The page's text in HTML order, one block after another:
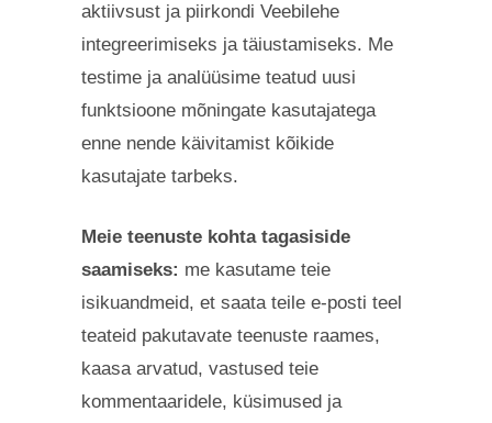
aktiivsust ja piirkondi Veebilehe
integreerimiseks ja täiustamiseks. Me
testime ja analüüsime teatud uusi
funktsioone mõningate kasutajatega
enne nende käivitamist kõikide
kasutajate tarbeks.
Meie teenuste kohta tagasiside
saamiseks: me kasutame teie
isikuandmeid, et saata teile e-posti teel
teateid pakutavate teenuste raames,
kaasa arvatud, vastused teie
kommentaaridele, küsimused ja